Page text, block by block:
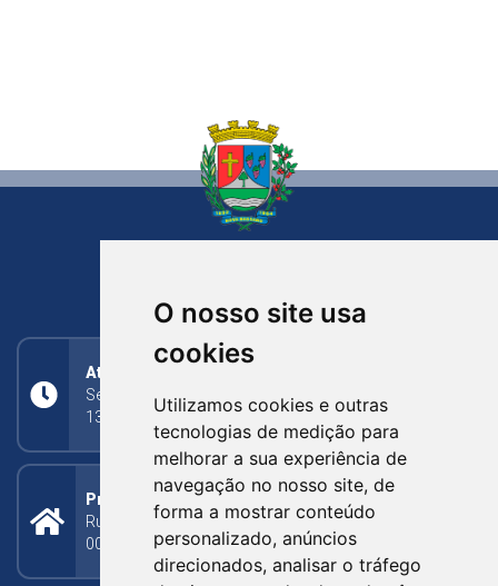
O nosso site usa
cookies
Utilizamos cookies e outras
tecnologias de medição para
melhorar a sua experiência de
navegação no nosso site, de
forma a mostrar conteúdo
personalizado, anúncios
direcionados, analisar o tráfego
Atendimento
Segunda a Sexta: 8h às 11h30min (manhã);
13h30min às 17h (tarde)
Prefeitura Municipal
Rua Silva Jardim, 505 - Bairro Centro - CEP: 95340-
000